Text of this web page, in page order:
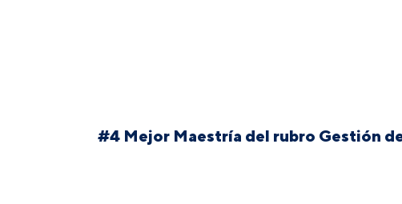
#4 Mejor Maestría del rubro Gestión